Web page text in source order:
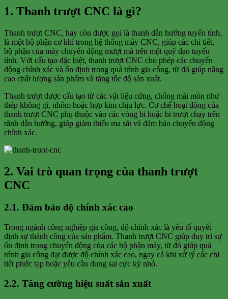
1. Thanh trượt CNC là gì?
Thanh trượt CNC, hay còn được gọi là thanh dẫn hướng tuyến tính,
là một bộ phận cơ khí trong hệ thống máy CNC, giúp các chi tiết,
bộ phận của máy chuyển động mượt mà trên một quỹ đạo tuyến
tính. Với cấu tạo đặc biệt, thanh trượt CNC cho phép các chuyển
động chính xác và ổn định trong quá trình gia công, từ đó giúp nâng
cao chất lượng sản phẩm và tăng tốc độ sản xuất.
Thanh trượt được cấu tạo từ các vật liệu cứng, chống mài mòn như
thép không gỉ, nhôm hoặc hợp kim chịu lực. Cơ chế hoạt động của
thanh trượt CNC phụ thuộc vào các vòng bi hoặc bi trượt chạy trên
rãnh dẫn hướng, giúp giảm thiểu ma sát và đảm bảo chuyển động
chính xác.
2. Vai trò quan trọng của thanh trượt
CNC
2.1. Đảm bảo độ chính xác cao
Trong ngành công nghiệp gia công, độ chính xác là yếu tố quyết
định sự thành công của sản phẩm. Thanh trượt CNC giúp duy trì sự
ổn định trong chuyển động của các bộ phận máy, từ đó giúp quá
trình gia công đạt được độ chính xác cao, ngay cả khi xử lý các chi
tiết phức tạp hoặc yêu cầu dung sai cực kỳ nhỏ.
2.2. Tăng cường hiệu suất sản xuất